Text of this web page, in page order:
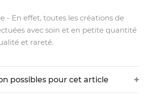
- En effet, toutes les créations de
avec soin et en petite quantité
et rareté.
possibles pour cet article